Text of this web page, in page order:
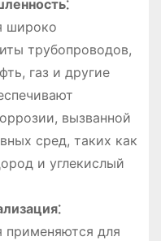
широко
трубопроводов,
газ и другие
вызванной
сред, таких как
и углекислый
для